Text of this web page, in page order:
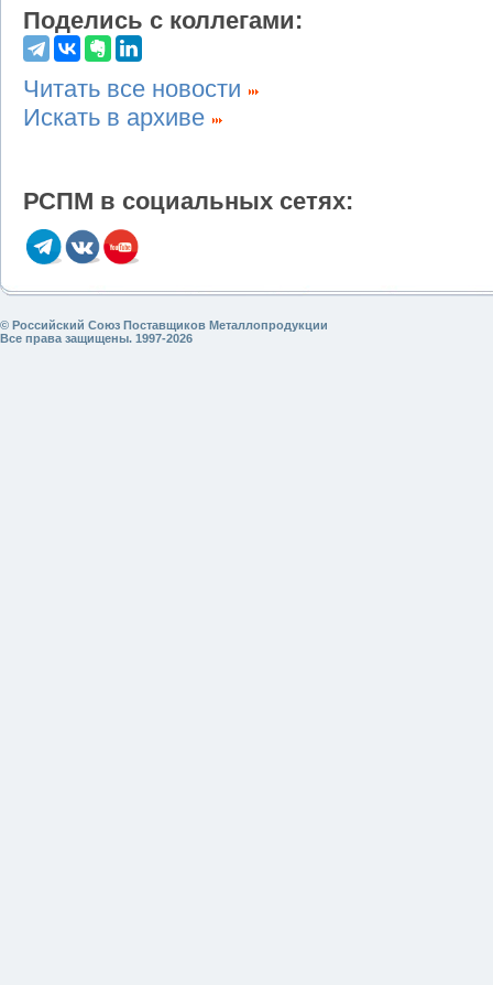
Поделись с коллегами:
Читать все новости
Искать в архиве
РСПМ в социальных сетях:
© Российский Союз Поставщиков Металлопродукции
Все права защищены. 1997-2026